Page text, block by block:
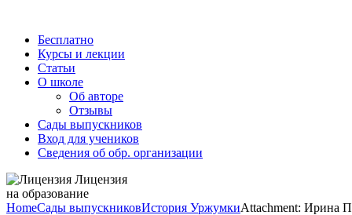
Бесплатно
Курсы и лекции
Статьи
О школе
Об авторе
Отзывы
Сады выпускников
Вход для учеников
Сведения об обр. организации
Лицензия
на образование
HomeСады выпускниковИстория УржумкиAttachment: Ирина